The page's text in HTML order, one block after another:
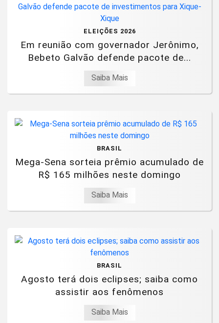
ELEIÇÕES 2026
Em reunião com governador Jerônimo,
Bebeto Galvão defende pacote de...
Saiba Mais
BRASIL
Mega-Sena sorteia prêmio acumulado de
R$ 165 milhões neste domingo
Saiba Mais
BRASIL
Agosto terá dois eclipses; saiba como
assistir aos fenômenos
Saiba Mais